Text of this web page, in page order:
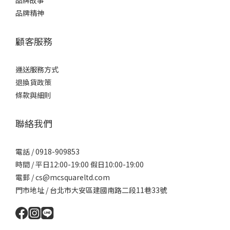
品牌精神
顧客服務
運送服務方式
退換貨政策
條款與細則
聯絡我們
電話 / 0918-909853
時間 / 平日12:00-19:00 假日10:00-19:00
電郵 / cs@mcsquareltd.com
門市地址 / 台北市大安區建國南路二段11巷33號